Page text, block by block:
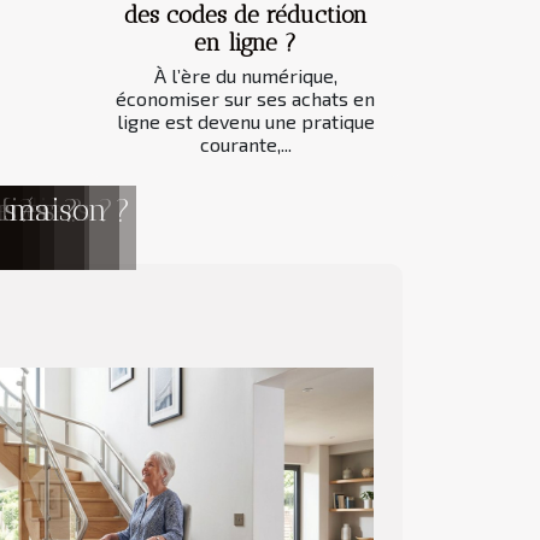
des codes de réduction
en ligne ?
À l’ère du numérique,
économiser sur ses achats en
ligne est devenu une pratique
courante,...
?
?
?
? ?